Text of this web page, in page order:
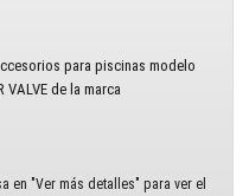
para piscinas modelo
VALVE de la marca
en "Ver más detalles" para ver el